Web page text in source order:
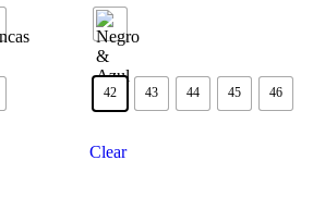
42 43 44 45 46
Clear